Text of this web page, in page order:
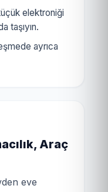
elektroniği
taşıyın.
ayrıca
Araç
eve